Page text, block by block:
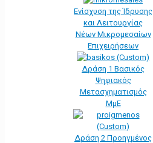
Ενίσχυση της Ίδρυσης
και Λειτουργίας
Νέων Μικρομεσαίων
Επιχειρήσεων
Δράση 1 Βασικός
Ψηφιακός
Μετασχηματισμός
ΜμΕ
Δράση 2 Προηγμένος